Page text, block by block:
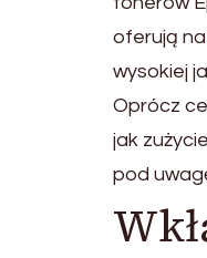
oferują
wysokiej
Oprócz
jak
pod